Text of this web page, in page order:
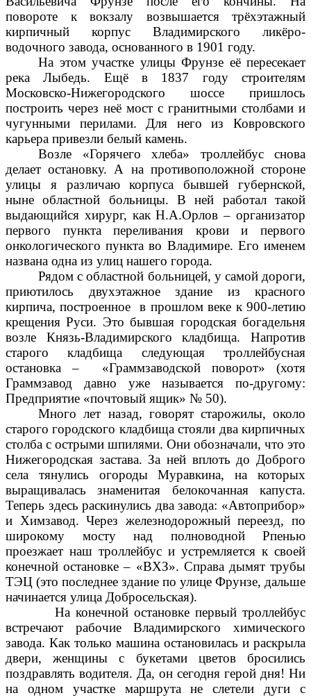
повороте к вокзалу возвышается трёхэтажный
кирпичный корпус Владимирского ликёро-
водочного завода, основанного в 1901 году.
На этом участке улицы Фрунзе её пересекает
река Лыбедь. Ещё в 1837 году строителям
Московско-Нижегородского шоссе пришлось
построить через неё мост с гранитными столбами и
чугунными перилами. Для него из Ковровского
карьера привезли белый камень.
Возле «Горячего хлеба» троллейбус снова
делает остановку. А на противоположной стороне
улицы я различаю корпуса бывшей губернской,
ныне областной больницы. В ней работал такой
выдающийся хирург, как Н.А.Орлов – организатор
первого пункта переливания крови и первого
онкологического пункта во Владимире. Его именем
названа одна из улиц нашего города.
Рядом с областной больницей, у самой дороги,
приютилось двухэтажное здание из красного
кирпича, построенное в прошлом веке к 900-летию
крещения Руси. Это бывшая городская богадельня
возле Князь-Владимирского кладбища. Напротив
старого кладбища следующая троллейбусная
остановка – «Граммзаводской поворот» (хотя
Граммзавод давно уже называется по-другому:
Предприятие «почтовый ящик» № 50).
Много лет назад, говорят старожилы, около
старого городского кладбища стояли два кирпичных
столба с острыми шпилями. Они обозначали, что это
Нижегородская застава. За ней вплоть до Доброго
села тянулись огороды Муравкина, на которых
выращивалась знаменитая белокочанная капуста.
Теперь здесь раскинулись два завода: «Автоприбор»
и Химзавод. Через железнодорожный переезд, по
широкому мосту над полноводной Рпенью
проезжает наш троллейбус и устремляется к своей
конечной остановке – «ВХЗ». Справа дымят трубы
ТЭЦ (это последнее здание по улице Фрунзе, дальше
начинается улица Добросельская).
На конечной остановке первый троллейбус
встречают рабочие Владимирского химического
завода. Как только машина остановилась и раскрыла
двери, женщины с букетами цветов бросились
поздравлять водителя. Да, он сегодня герой дня! Ни
на одном участке маршрута не слетели дуги с